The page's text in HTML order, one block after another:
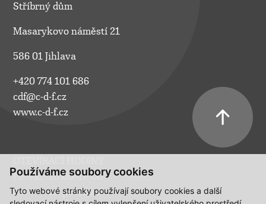
Používáme soubory cookies
Tyto webové stránky používají soubory cookies a další
Stříbrný dům
Masarykovo náměstí 21
586 01 Jihlava
+420 774 101 686
cdf@c-d-f.cz
www.c-d-f.cz
Po–Pá:
10.00–18.00
So:
na požádání